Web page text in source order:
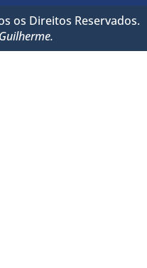
os Direitos Reservados.
Guilherme.